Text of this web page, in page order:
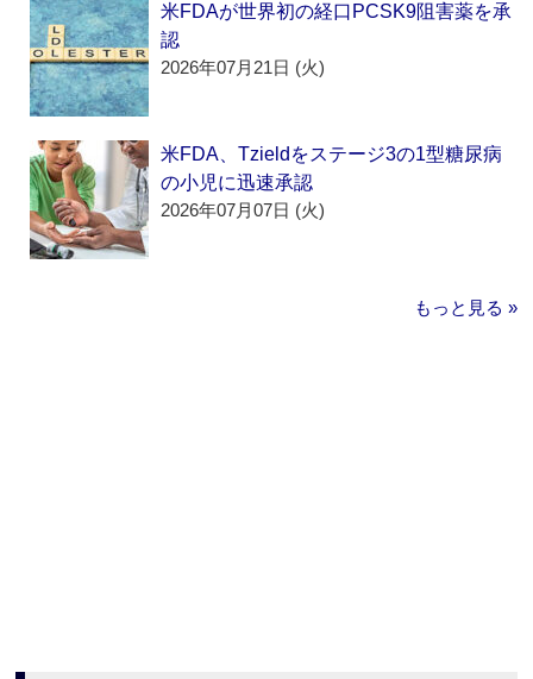
米FDAが世界初の経口PCSK9阻害薬を承
認
2026年07月21日 (火)
米FDA、Tzieldをステージ3の1型糖尿病
の小児に迅速承認
2026年07月07日 (火)
もっと見る »